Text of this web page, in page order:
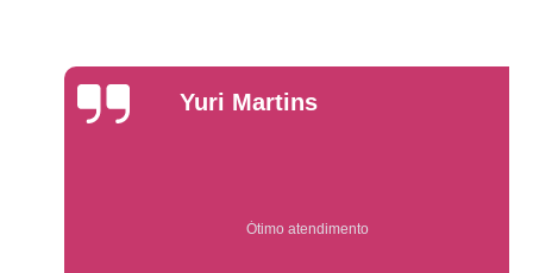
Yuri Martins
Ótimo atendimento